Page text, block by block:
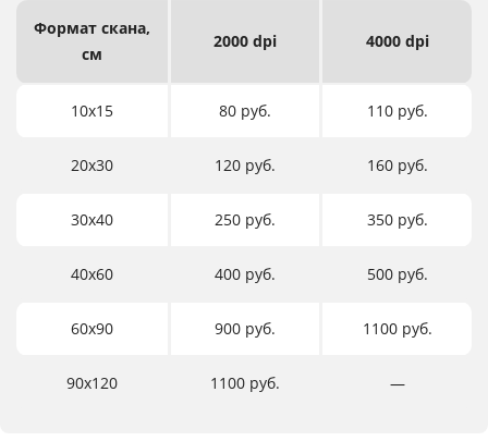
Формат скана,
см
2000 dpi 4000 dpi
10х15 80 руб. 110 руб.
20х30 120 руб. 160 руб.
30х40 250 руб. 350 руб.
40х60 400 руб. 500 руб.
60х90 900 руб. 1100 руб.
90х120 1100 руб. ―